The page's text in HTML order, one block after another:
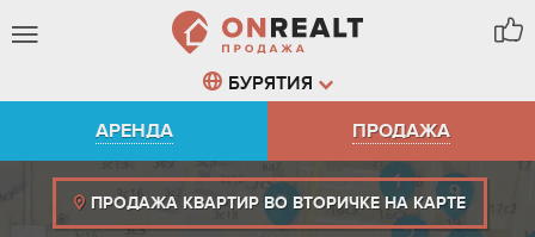
БУРЯТИЯ
АРЕНДА
ПРОДАЖА
ПРОДАЖА КВАРТИР ВО ВТОРИЧКЕ НА КАРТЕ